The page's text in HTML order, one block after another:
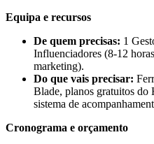
Equipa e recursos
De quem precisas: 1
Influenciadores (8-12
marketing).
Do que vais precisar:
Blade, planos gratuitos
sistema de
Cronograma e orçamento